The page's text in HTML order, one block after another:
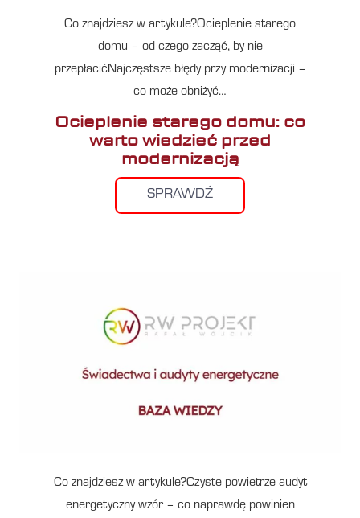
Co znajdziesz w artykule?Ocieplenie starego
domu – od czego zacząć, by nie
przepłacićNajczęstsze błędy przy modernizacji –
co może obniżyć…
Ocieplenie starego domu: co
warto wiedzieć przed
modernizacją
SPRAWDŹ
Co znajdziesz w artykule?Czyste powietrze audyt
energetyczny wzór – co naprawdę powinien